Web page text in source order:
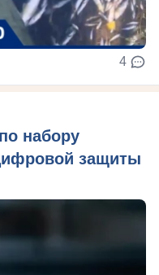
4
набору
защиты